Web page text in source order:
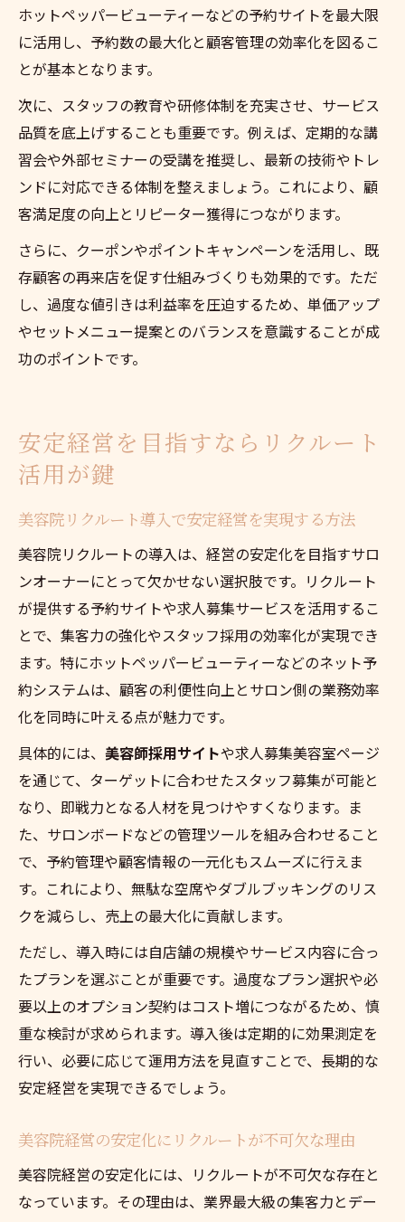
ホットペッパービューティーなどの予約サイトを最大限
に活用し、予約数の最大化と顧客管理の効率化を図るこ
とが基本となります。
次に、スタッフの教育や研修体制を充実させ、サービス
品質を底上げすることも重要です。例えば、定期的な講
習会や外部セミナーの受講を推奨し、最新の技術やトレ
ンドに対応できる体制を整えましょう。これにより、顧
客満足度の向上とリピーター獲得につながります。
さらに、クーポンやポイントキャンペーンを活用し、既
存顧客の再来店を促す仕組みづくりも効果的です。ただ
し、過度な値引きは利益率を圧迫するため、単価アップ
やセットメニュー提案とのバランスを意識することが成
功のポイントです。
安定経営を目指すならリクルート
活用が鍵
美容院リクルート導入で安定経営を実現する方法
美容院リクルートの導入は、経営の安定化を目指すサロ
ンオーナーにとって欠かせない選択肢です。リクルート
が提供する予約サイトや求人募集サービスを活用するこ
とで、集客力の強化やスタッフ採用の効率化が実現でき
ます。特にホットペッパービューティーなどのネット予
約システムは、顧客の利便性向上とサロン側の業務効率
化を同時に叶える点が魅力です。
具体的には、 美容師採用サイトや求人募集美容室ページ
を通じて、ターゲットに合わせたスタッフ募集が可能と
なり、即戦力となる人材を見つけやすくなります。ま
た、サロンボードなどの管理ツールを組み合わせること
で、予約管理や顧客情報の一元化もスムーズに行えま
す。これにより、無駄な空席やダブルブッキングのリス
クを減らし、売上の最大化に貢献します。
ただし、導入時には自店舗の規模やサービス内容に合っ
たプランを選ぶことが重要です。過度なプラン選択や必
要以上のオプション契約はコスト増につながるため、慎
重な検討が求められます。導入後は定期的に効果測定を
行い、必要に応じて運用方法を見直すことで、長期的な
安定経営を実現できるでしょう。
美容院経営の安定化にリクルートが不可欠な理由
美容院経営の安定化には、リクルートが不可欠な存在と
なっています。その理由は、業界最大級の集客力とデー